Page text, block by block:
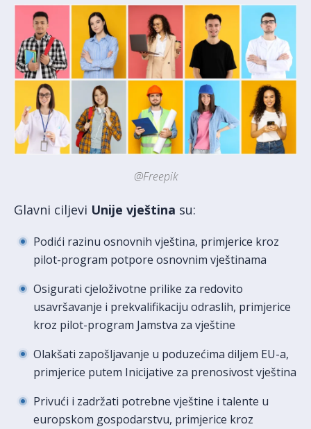
@Freepik
Glavni ciljevi Unije vještina su:
Podići razinu osnovnih vještina, primjerice kroz
pilot-program potpore osnovnim vještinama
Osigurati cjeloživotne prilike za redovito
usavršavanje i prekvalifikaciju odraslih, primjerice
kroz pilot-program Jamstva za vještine
Olakšati zapošljavanje u poduzećima diljem EU-a,
primjerice putem Inicijative za prenosivost vještina
Privući i zadržati potrebne vještine i talente u
europskom gospodarstvu, primjerice kroz